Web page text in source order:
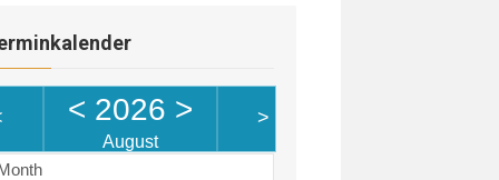
< 2026 >
August
>